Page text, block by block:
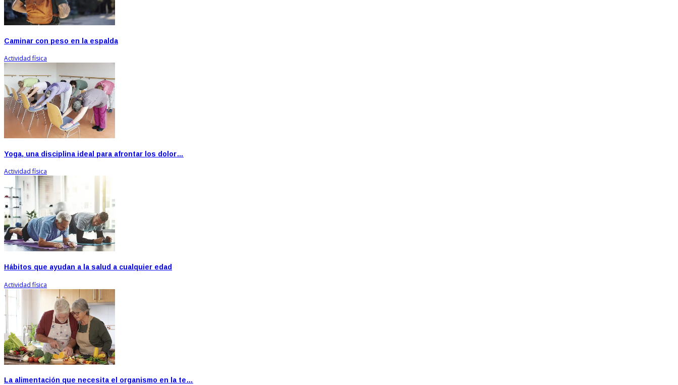
Caminar con peso en la espalda
Actividad física
Yoga, una disciplina ideal para afrontar los dolor…
Actividad física
Hábitos que ayudan a la salud a cualquier edad
Actividad física
La alimentación que necesita el organismo en la te…